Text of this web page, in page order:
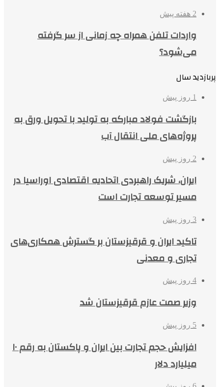
2 هفته پیش
واردات تلفن همراه چه زمانی از سر گرفته
می‌شود؟
پربازدید سال
1 روز پیش
بازگشت فولاد مبارکه به تولید با تحویل ورق به
پروژه‌های ملی انتقال آب
2 روز پیش
ایران، شریک راهبردی اتحادیه اقتصادی اوراسیا در
مسیر توسعه تجارت است
3 روز پیش
تاکید ایران و قرقیزستان بر گسترش همکاری‌های
تجاری و معدنی
4 روز پیش
وزیر صمت عازم قرقیزستان شد
5 روز پیش
افزایش حجم تجارت بین ایران و پاکستان به رقم ۱۰
میلیارد دلار